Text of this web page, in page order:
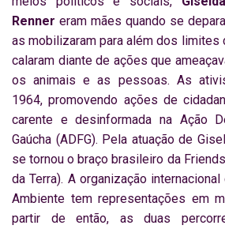
Renner eram mães quando se
as mobilizaram para além dos limites
calaram diante de ações que
os animais e as pessoas. As
1964, promovendo ações de
carente e desinformada na Ação
Gaúcha (ADFG). Pela atuação de
se tornou o braço brasileiro da
da Terra). A organização
Ambiente tem representações em
partir de então, as duas